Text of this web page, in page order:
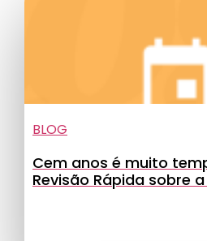
BLOG
Cem anos é muito
Revisão Rápida sobre a